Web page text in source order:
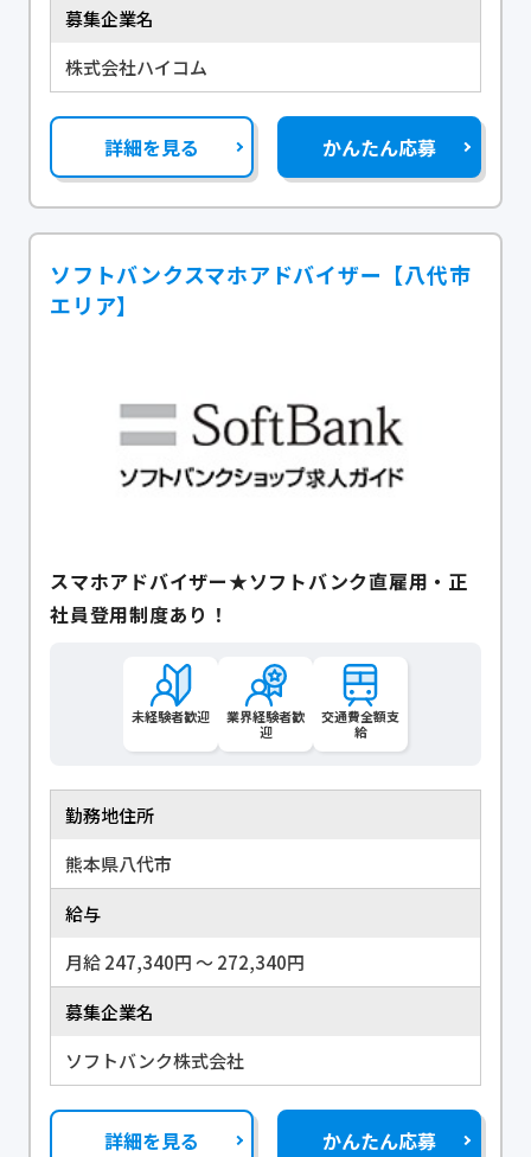
募集企業名
株式会社ハイコム
詳細を見る かんたん応募
ソフトバンクスマホアドバイザー【八代市
エリア】
スマホアドバイザー★ソフトバンク直雇用・正
社員登用制度あり！
未経験者歓迎
業界経験者歓
迎
交通費全額支
給
勤務地住所
熊本県八代市
給与
月給 247,340円 〜 272,340円
募集企業名
ソフトバンク株式会社
詳細を見る かんたん応募